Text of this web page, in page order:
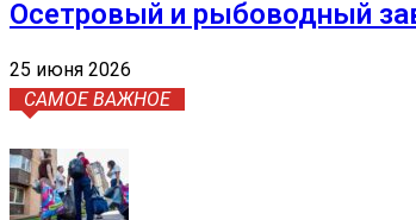
Осетровый и рыбоводный
25 июня 2026
САМОЕ ВАЖНОЕ